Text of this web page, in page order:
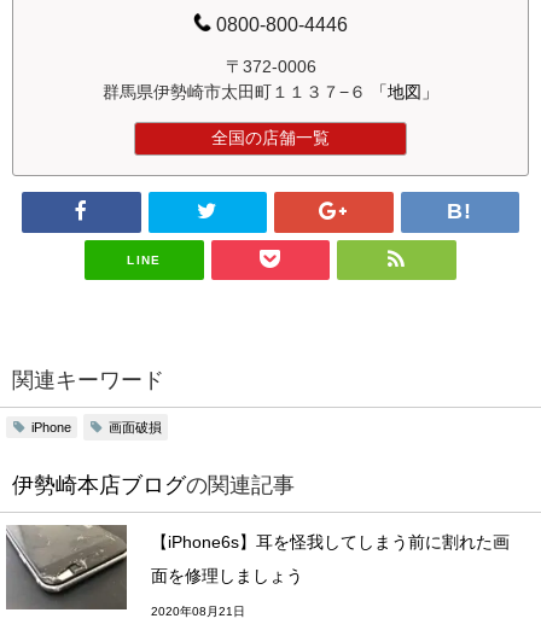
0800-800-4446
〒372-0006
群馬県伊勢崎市太田町１１３７−６
「地図」
全国の店舗一覧
LINE
関連キーワード
iPhone 画面破損
伊勢崎本店ブログの関連記事
【iPhone6s】耳を怪我してしまう前に割れた画
面を修理しましょう
2020年08月21日